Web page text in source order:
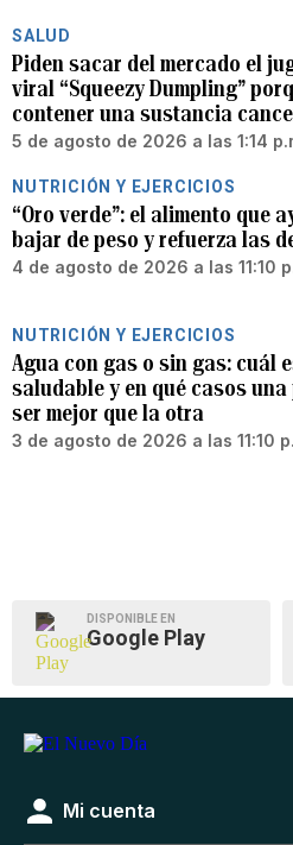
SALUD
Piden sacar del mercado el
viral “Squeezy Dumpling”
contener una sustancia
5 de agosto de 2026 a las 1:14
NUTRICIÓN Y EJERCICIOS
“Oro verde”: el alimento que
bajar de peso y refuerza las
4 de agosto de 2026 a las 11:10
NUTRICIÓN Y EJERCICIOS
Agua con gas o sin gas: cuál
saludable y en qué casos una
ser mejor que la otra
3 de agosto de 2026 a las 11:10
DISPONIBLE EN
Google Play
Mi cuenta